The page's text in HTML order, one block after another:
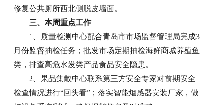
修复公共厕所西北侧脱皮墙面。
三、本周重点工作
1、质量检测中心配合青岛市市场监督管理局完成3
月份监督抽检任务；批发市场定期抽检海鲜商城养殖鱼
类，排查高危水发类产品食品安全隐患。
2、果品集散中心联系第三方安全专家对前期安全
检查情况进行“回头看”；落实智能烟感器安装厂家，做